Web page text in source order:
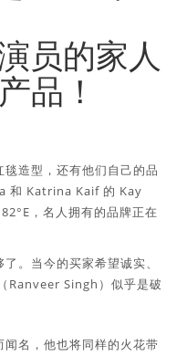
员的家人
品！
造型，还有他们自己的品
和 Katrina Kaif 的 Kay
，名人拥有的品牌正在
。当今的买家希望诚实、
Ranveer Singh）似乎是破
名，他也将同样的火花带